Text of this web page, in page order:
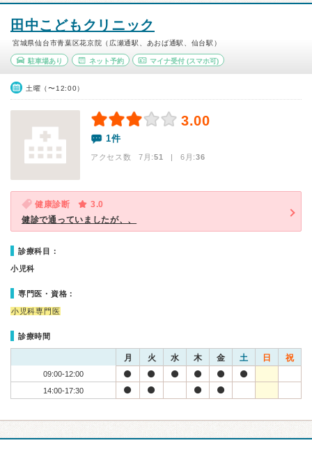
田中こどもクリニック
宮城県仙台市青葉区花京院（広瀬通駅、あおば通駅、仙台駅）
駐車場あり ネット予約 マイナ受付 (スマホ可)
土曜（〜12:00）
3.00
1件
アクセス数 7月:51 | 6月:36
健康診断
3.0
健診で通っていましたが、、
診療科目：
小児科
専門医・資格：
小児科専門医
診療時間
月 火 水 木 金 土 日 祝
09:00-12:00
14:00-17:30